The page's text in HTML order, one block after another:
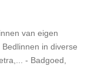
van eigen
in diverse
- Badgoed,